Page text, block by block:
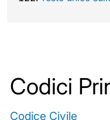
Codici
Codice Civile